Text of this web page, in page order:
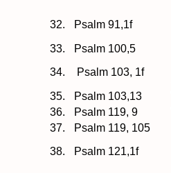
32.
Psalm 91,1f
33.
Psalm 100,5
34.
Psalm 103, 1f
35.
Psalm 103,13
36.
Psalm 119, 9
37.
Psalm 119, 105
38.
Psalm 121,1f